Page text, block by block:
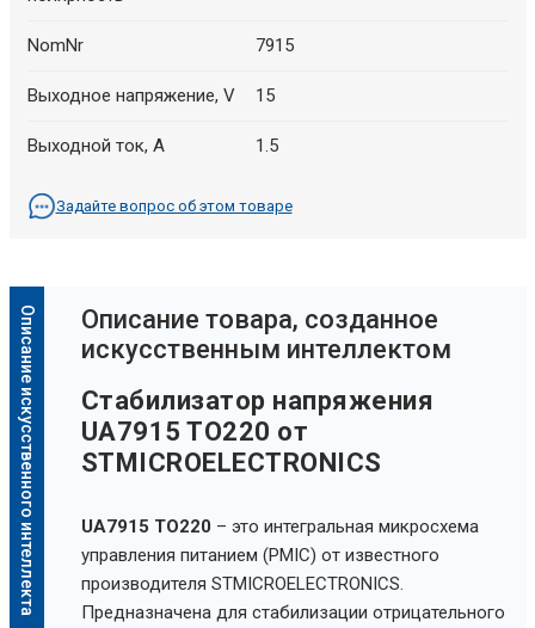
NomNr 7915
Выходное напряжение, V 15
Выходной ток, A 1.5
Задайте вопрос об этом товаре
Описание искусственного интеллекта
Oписание товара, созданное
искусственным интеллектом
Стабилизатор напряжения
UA7915 TO220 от
STMICROELECTRONICS
UA7915 TO220 – это интегральная микросхема
управления питанием (PMIC) от известного
производителя STMICROELECTRONICS.
Предназначена для стабилизации отрицательного